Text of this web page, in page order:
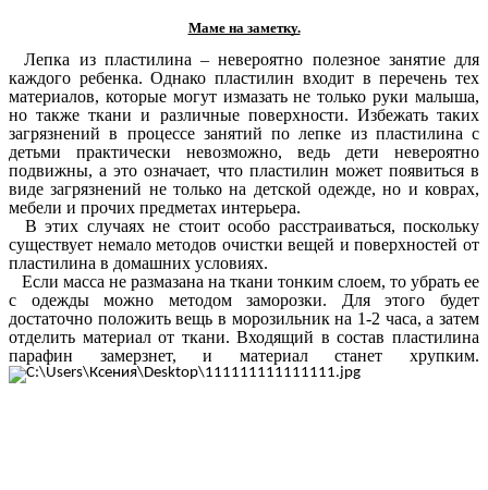
Маме на заметку.
Лепка из пластилина – невероятно полезное занятие для
каждого ребенка. Однако пластилин входит в перечень тех
материалов, которые могут измазать не только руки малыша,
но также ткани и различные поверхности. Избежать таких
загрязнений в процессе занятий по лепке из пластилина с
детьми практически невозможно, ведь дети невероятно
подвижны, а это означает, что пластилин может появиться в
виде загрязнений не только на детской одежде, но и коврах,
мебели и прочих предметах интерьера.
В этих случаях не стоит особо расстраиваться, поскольку
существует немало методов очистки вещей и поверхностей от
пластилина в домашних условиях.
Если масса не размазана на ткани тонким слоем, то убрать ее
с одежды можно методом заморозки. Для этого будет
достаточно положить вещь в морозильник на 1-2 часа, а затем
отделить материал от ткани. Входящий в состав пластилина
парафин замерзнет, и материал станет хрупким.